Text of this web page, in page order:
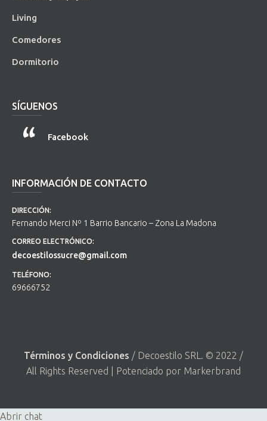
Living
Comedores
Dormitorio
SÍGUENOS
Facebook
INFORMACIÓN DE CONTACTO
DIRECCIÓN:
Fernando Merci Nº 1 Barrio Bancario – Zona La Madona
CORREO ELECTRÓNICO:
decoestilossucre@gmail.com
TELÉFONO:
69666752
Términos y Condiciones / Decoestilo SRL. © 2022 /
All Rights Reserved | Potenciado por Markerbrand
Abrir chat